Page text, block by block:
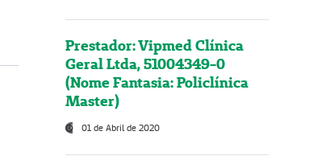
Prestador: Vipmed Clínica
Geral Ltda, 51004349-0
(Nome Fantasia: Policlínica
Master)
01 de Abril de 2020